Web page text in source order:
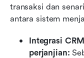
transaksi dan
antara sistem
Integrasi
perjanjian: